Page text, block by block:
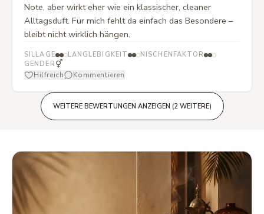
Note, aber wirkt eher wie ein klassischer, cleaner
Alltagsduft. Für mich fehlt da einfach das Besondere –
bleibt nicht wirklich hängen.
SILLAGE LANGLEBIGKEIT
NISCHENFAKTOR
GENDER ⚥
Hilfreich Kommentieren
WEITERE BEWERTUNGEN ANZEIGEN (2 WEITERE)